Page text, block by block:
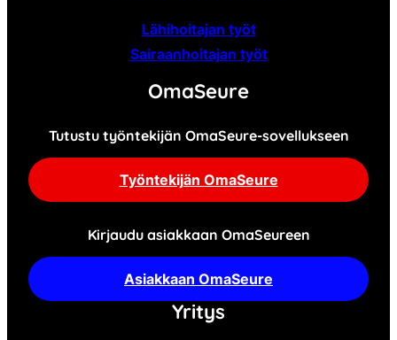
Lähihoitajan työt
Sairaanhoitajan työt
OmaSeure
Tutustu työntekijän OmaSeure-sovellukseen
Työntekijän OmaSeure
Kirjaudu asiakkaan OmaSeureen
Asiakkaan OmaSeure
Yritys